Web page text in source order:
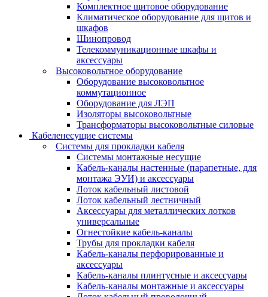
Комплектное щитовое оборудование
Климатическое оборудование для щитов и
шкафов
Шинопровод
Телекоммуникационные шкафы и
аксессуары
Высоковольтное оборудование
Оборудование высоковольтное
коммутационное
Оборудование для ЛЭП
Изоляторы высоковольтные
Трансформаторы высоковольтные силовые
Кабеленесущие системы
Системы для прокладки кабеля
Системы монтажные несущие
Кабель-каналы настенные (парапетные, для
монтажа ЭУИ) и аксессуары
Лоток кабельный листовой
Лоток кабельный лестничный
Аксессуары для металлических лотков
универсальные
Огнестойкие кабель-каналы
Трубы для прокладки кабеля
Кабель-каналы перфорированные и
аксессуары
Кабель-каналы плинтусные и аксессуары
Кабель-каналы монтажные и аксессуары